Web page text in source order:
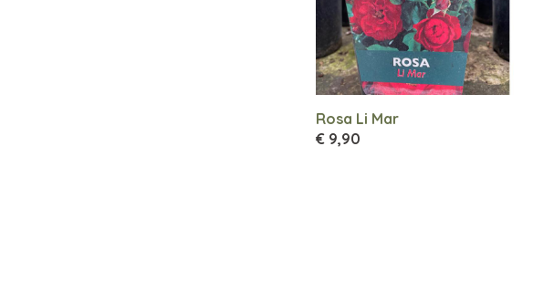
Rosa Li Mar
€ 9,90